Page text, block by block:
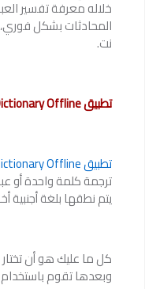
خلاله معرفة تفسير
المحادثات بشكل فوري،
نت.
تطبيق Dictionary Offline
تطبيق Dictionary Offline
ترجمة كلمة واحدة أو
يتم نطقها بلغة أجنبية
كل ما عليك هو أن تختار
وبعدها تقوم باستخدام